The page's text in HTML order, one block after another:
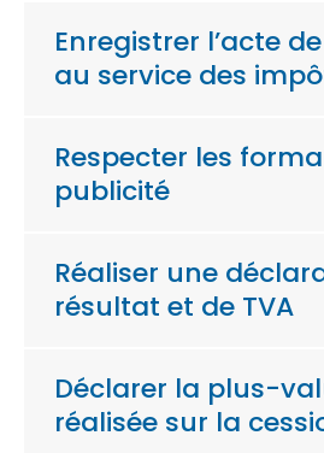
Enregistrer l’acte
au service des
Respecter les
publicité
Réaliser une
résultat et de TVA
Déclarer la plus-
réalisée sur la